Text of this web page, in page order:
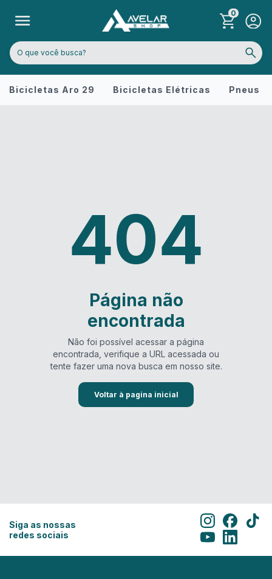
0
Bicicletas Aro 29 Bicicletas Elétricas Pneus
404
Página não
encontrada
Não foi possível acessar a página
encontrada, verifique a URL acessada ou
tente fazer uma nova busca em nosso site.
Voltar à pagina inicial
Siga as nossas
redes sociais